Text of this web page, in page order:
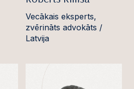
Vecākais eksperts,
zvērināts advokāts /
Latvija